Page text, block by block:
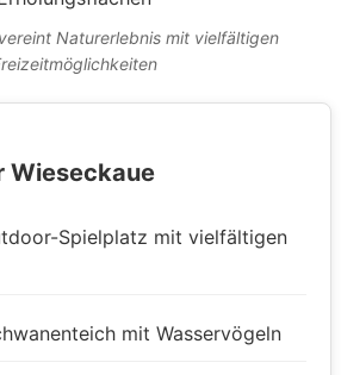
Naturerlebnis mit vielfältigen
Wieseckaue
Spielplatz mit vielfältigen
mit Wasservögeln